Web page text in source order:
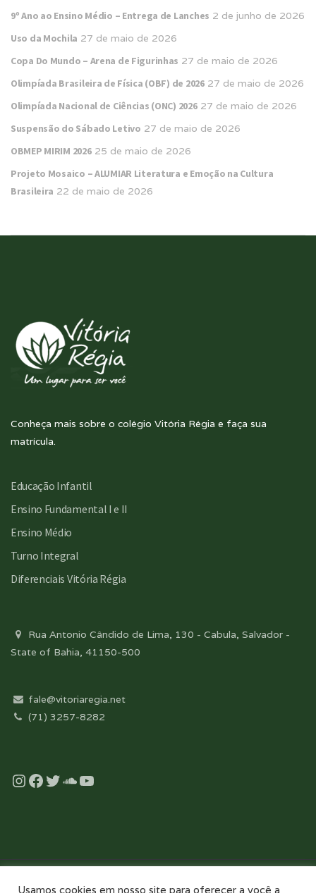
9º Ano ao Ensino Médio – Entrega de Lanches 2 de junho de 2026
Uso da Mochila 27 de maio de 2026
Copa Do Mundo – Arena de Figurinhas 27 de maio de 2026
Olimpíada Brasileira de Física (OBF) de 2026 27 de maio de 2026
Olimpíada Nacional de Ciências (ONC) 2026 27 de maio de 2026
Suspensão do Sábado Letivo 27 de maio de 2026
OBMEP MIRIM 2026 25 de maio de 2026
Projeto Mosaico – ALUMIAR Literatura e Emoção na Cultura
Brasileira 22 de maio de 2026
Conheça mais sobre o colégio Vitória Régia e faça sua
matrícula.
Educação Infantil
Ensino Fundamental I e II
Ensino Médio
Turno Integral
Diferenciais Vitória Régia
Rua Antonio Cândido de Lima, 130 - Cabula, Salvador -
State of Bahia, 41150-500
fale@vitoriaregia.net
(71) 3257-8282
Instagram
Facebook
Twitter
Soundcloud
YouTube
Desenvolvido com essência pela:
Usamos cookies em nosso site para oferecer a você a